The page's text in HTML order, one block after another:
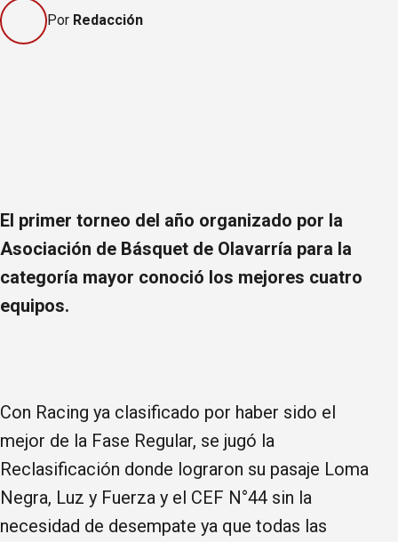
Por Redacción
El primer torneo del año organizado por la
Asociación de Básquet de Olavarría para la
categoría mayor conoció los mejores cuatro
equipos.
Con Racing ya clasificado por haber sido el
mejor de la Fase Regular, se jugó la
Reclasificación donde lograron su pasaje Loma
Negra, Luz y Fuerza y el CEF N°44 sin la
necesidad de desempate ya que todas las